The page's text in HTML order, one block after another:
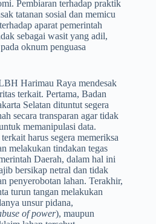
Pembiaran terhadap praktik
tatanan sosial dan memicu
aparat pemerintah
sebagai wasit yang adil,
oknum penguasa
Harimau Raya mendesak
terkait. Pertama, Badan
Selatan dituntut segera
secara transparan agar tidak
memanipulasi data.
harus segera memeriksa
melakukan tindakan tegas
Daerah, dalam hal ini
bersikap netral dan tidak
penyerobotan lahan. Terakhir,
turun tangan melakukan
unsur pidana,
of power), maupun